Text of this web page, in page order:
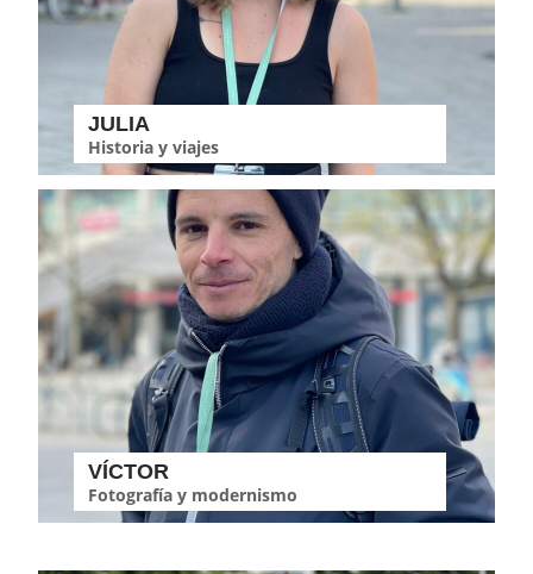
JULIA
Historia y viajes
VÍCTOR
Fotografía y modernismo